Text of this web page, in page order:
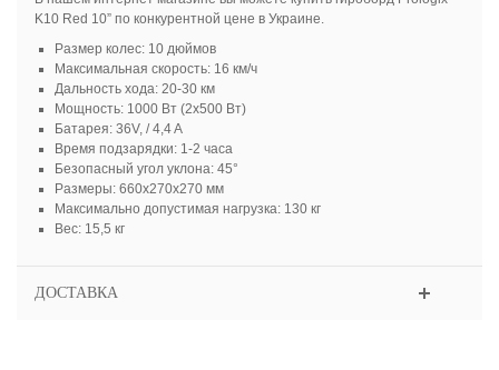
K10 Red 10” по конкурентной цене в Украине.
Размер колес: 10 дюймов
Максимальная скорость: 16 км/ч
Дальность хода: 20-30 км
Мощность: 1000 Вт (2х500 Вт)
Батарея: 36V, / 4,4 A
Время подзарядки: 1-2 часа
Безопасный угол уклона: 45°
Размеры: 660х270х270 мм
Максимально допустимая нагрузка: 130 кг
Вес: 15,5 кг
ДОСТАВКА